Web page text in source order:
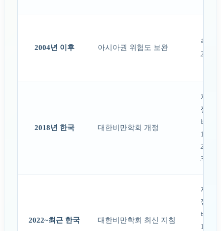
2004년 이후 아시아권 위험도 보완
추가
23.0 /
2018년 한국 대한비만학회 개정
저체
정상
비만
1단계
2단계
3단계
2022~최근 한국 대한비만학회 최신 지침
저체
정상
비만
1단계